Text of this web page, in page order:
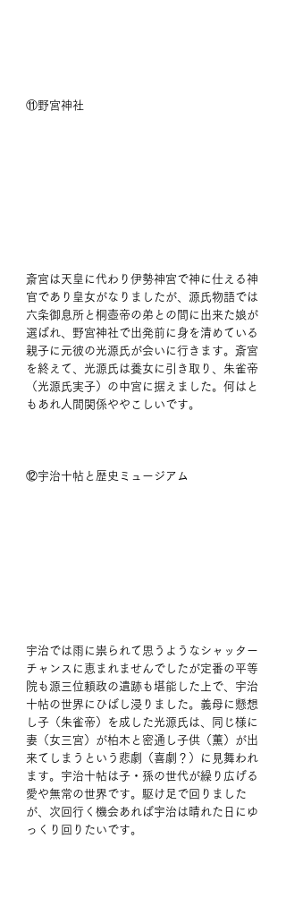
⑪野宮神社
斎宮は天皇に代わり伊勢神宮で神に仕える神
官であり皇女がなりましたが、源氏物語では
六条御息所と桐壺帝の弟との間に出来た娘が
選ばれ、野宮神社で出発前に身を清めている
親子に元彼の光源氏が会いに行きます。斎宮
を終えて、光源氏は養女に引き取り、朱雀帝
（光源氏実子）の中宮に据えました。何はと
もあれ人間関係ややこしいです。
⑫宇治十帖と歴史ミュージアム
宇治では雨に祟られて思うようなシャッター
チャンスに恵まれませんでしたが定番の平等
院も源三位頼政の遺跡も堪能した上で、宇治
十帖の世界にひばし浸りました。義母に懸想
し子（朱雀帝）を成した光源氏は、同じ様に
妻（女三宮）が柏木と密通し子供（薫）が出
来てしまうという悲劇（喜劇？）に見舞われ
ます。宇治十帖は子・孫の世代が繰り広げる
愛や無常の世界です。駆け足で回りました
が、次回行く機会あれば宇治は晴れた日にゆ
っくり回りたいです。